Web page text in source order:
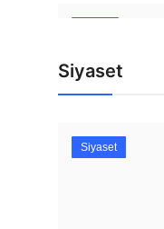
Siyaset
Siyaset